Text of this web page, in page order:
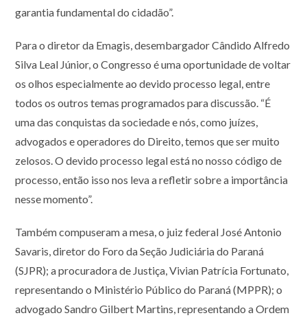
garantia fundamental do cidadão”.
Para o diretor da Emagis, desembargador Cândido Alfredo
Silva Leal Júnior, o Congresso é uma oportunidade de voltar
os olhos especialmente ao devido processo legal, entre
todos os outros temas programados para discussão. “É
uma das conquistas da sociedade e nós, como juízes,
advogados e operadores do Direito, temos que ser muito
zelosos. O devido processo legal está no nosso código de
processo, então isso nos leva a refletir sobre a importância
nesse momento”.
Também compuseram a mesa, o juiz federal José Antonio
Savaris, diretor do Foro da Seção Judiciária do Paraná
(SJPR); a procuradora de Justiça, Vivian Patrícia Fortunato,
representando o Ministério Público do Paraná (MPPR); o
advogado Sandro Gilbert Martins, representando a Ordem